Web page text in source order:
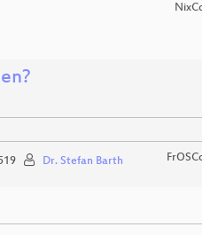
Dr. Stefan Barth